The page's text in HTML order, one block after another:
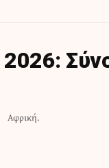
Αφρική.